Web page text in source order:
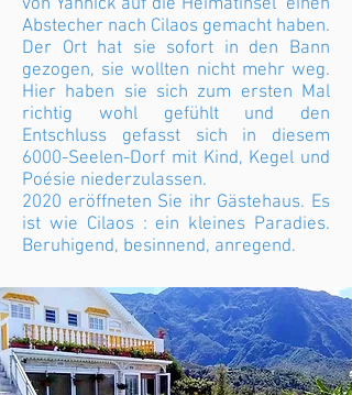
von Yannick auf die Heimatinsel einen
Abstecher nach Cilaos gemacht haben.
Der Ort hat sie sofort in den Bann
gezogen, sie wollten nicht mehr weg.
Hier haben sie sich zum ersten Mal
richtig wohl gefühlt und den
Entschluss gefasst sich in diesem
6000-Seelen-Dorf mit Kind, Kegel und
Poésie niederzulassen.
2020 eröffneten Sie ihr Gästehaus. Es
ist wie Cilaos : ein kleines Paradies.
Beruhigend, besinnend, anregend.